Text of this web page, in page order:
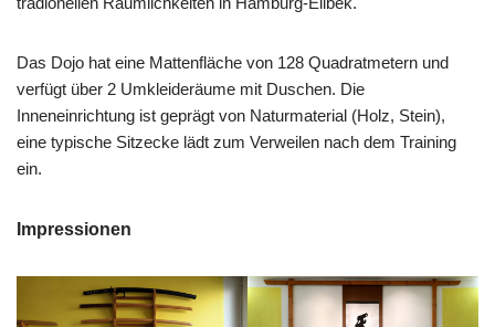
Das Dojo hat eine Mattenfläche von 128 Quadratmetern und
verfügt über 2 Umkleideräume mit Duschen. Die
Inneneinrichtung ist geprägt von Naturmaterial (Holz, Stein),
eine typische Sitzecke lädt zum Verweilen nach dem Training
ein.
Impressionen